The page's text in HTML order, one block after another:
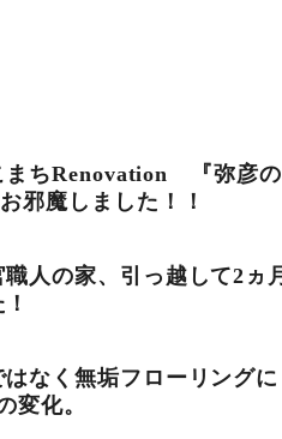
まちRenovation 『弥彦の
邪魔しました！！
人の家、引っ越して2ヵ
なく無垢フローリング
変化。